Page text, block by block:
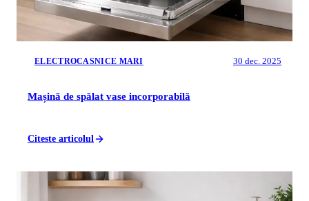
ELECTROCASNICE MARI 30 dec. 2025
Mașină de spălat vase incorporabilă
Citeste articolul